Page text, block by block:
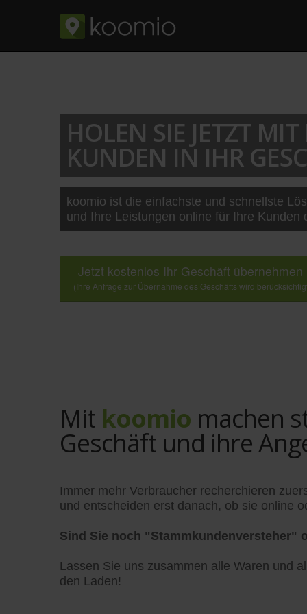
HOLEN SIE JETZT
KUNDEN IN IHR
koomio ist die einfachste und schnellste
und Ihre Leistungen online für Ihre Kunden
Jetzt kostenlos Ihr Geschäft übernehmen
(Ihre Anfrage zur Übernahme des Geschäfts wird
Mit koomio machen
Geschäft und ihre
Immer mehr Verbraucher recherchieren
und entscheiden erst danach, ob sie online
Sind Sie noch "Stammkundenversteher"
Lassen Sie uns zusammen alle Waren und
den Laden!